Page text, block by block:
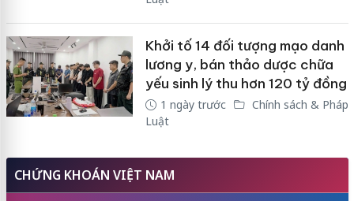
Khởi tố 14 đối tượng mạo danh
lương y, bán thảo dược chữa
yếu sinh lý thu hơn 120 tỷ đồng
1 ngày trước
Chính sách & Pháp
Luật
CHỨNG KHOÁN VIỆT NAM